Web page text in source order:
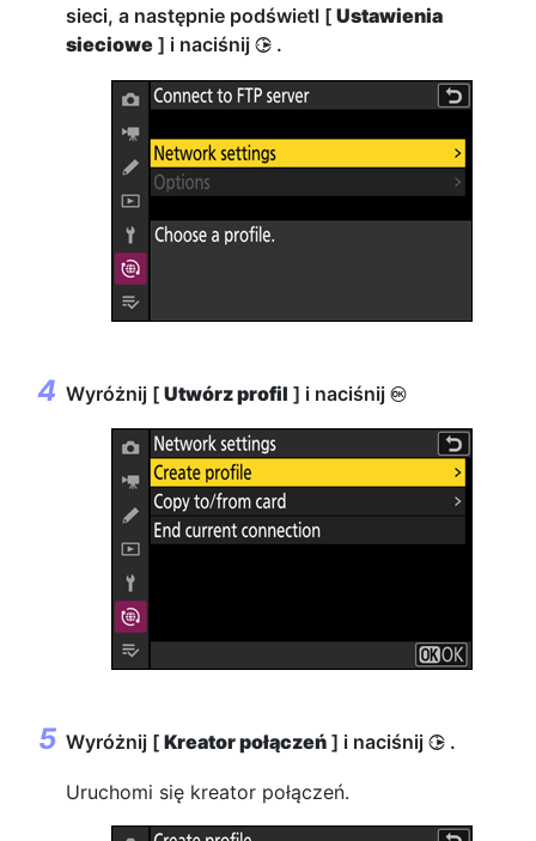
sieci, a następnie podświetl [ Ustawienia
sieciowe ] i naciśnij 2 .
Wyróżnij [ Utwórz profil ] i naciśnij J
Wyróżnij [ Kreator połączeń ] i naciśnij 2 .
Uruchomi się kreator połączeń.